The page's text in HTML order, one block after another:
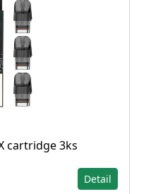
cartridge 3ks
Detail